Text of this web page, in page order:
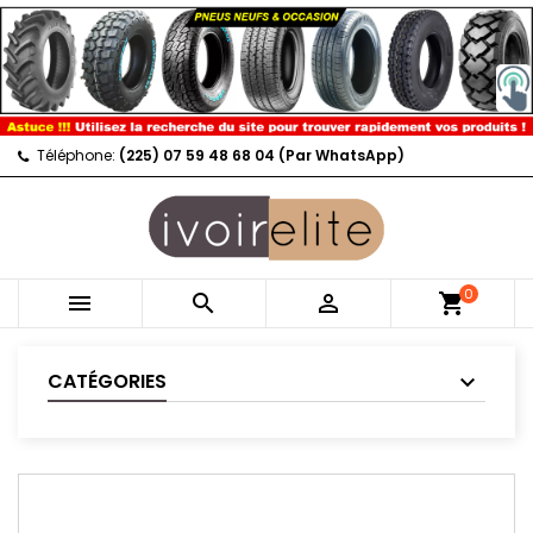
Téléphone: (225) 07 59 48 68 04 (Par WhatsApp)
   shopping_cart0
CATÉGORIES